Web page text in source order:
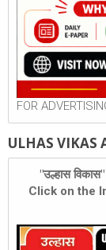
FOR
ULHAS VIKAS
"उल्हास
Click on the